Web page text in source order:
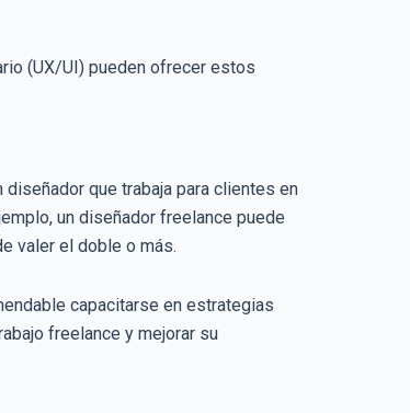
(UX/UI) pueden ofrecer estos
que trabaja para clientes en
un diseñador freelance puede
valer el doble o más.
capacitarse en estrategias
freelance y mejorar su